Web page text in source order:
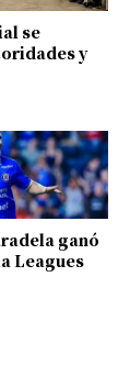
se
y
ganó
Leagues